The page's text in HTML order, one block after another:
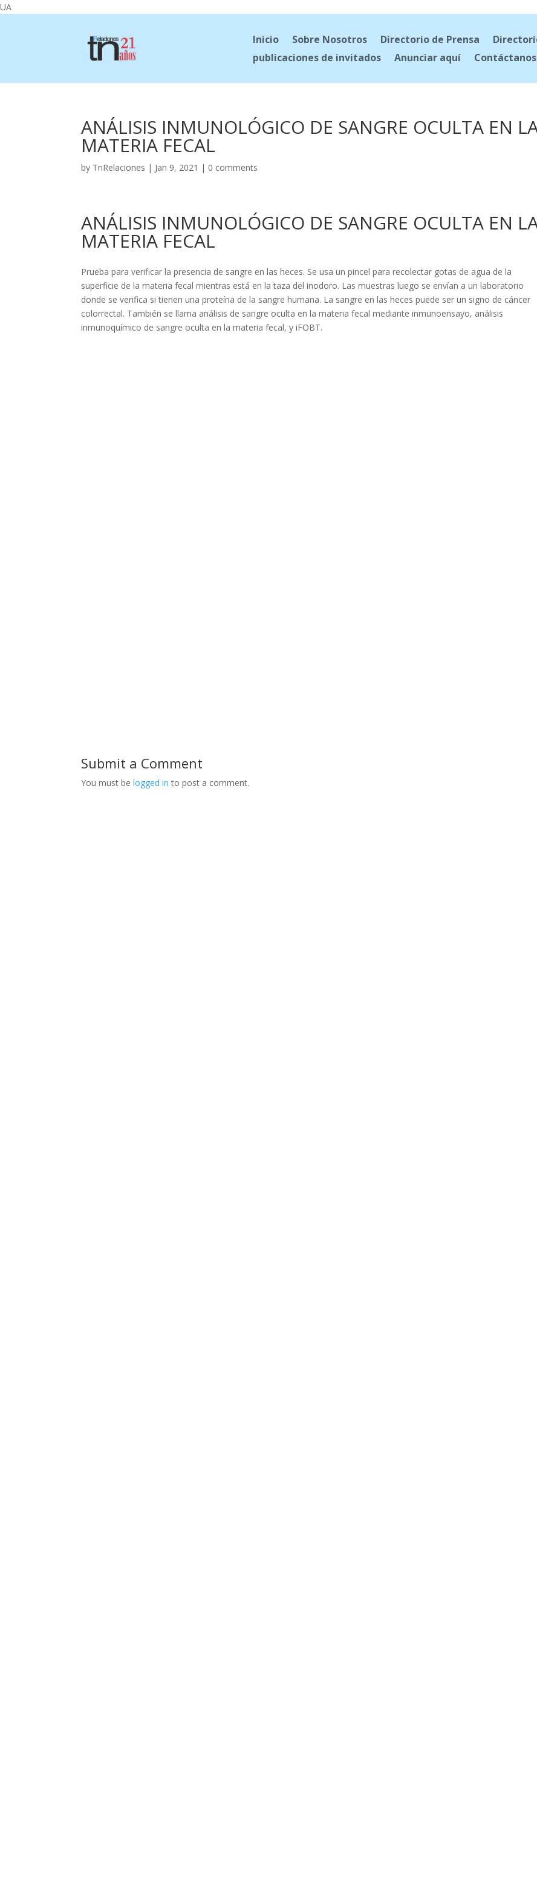
UA
Inicio Sobre Nosotros Directorio de Prensa
publicaciones de invitados
Anunciar aquí Contáctanos
ANÁLISIS INMUNOLÓGICO DE SANGRE OCULTA EN
MATERIA FECAL
by TnRelaciones | Jan 9, 2021 | 0 comments
ANÁLISIS INMUNOLÓGICO DE SANGRE OCULTA EN
MATERIA FECAL
Prueba para verificar la presencia de sangre en las heces. Se usa un pincel para recolectar gotas de agua de la
superficie de la materia fecal mientras está en la taza del inodoro. Las muestras luego se envían a un laboratorio
donde se verifica si tienen una proteína de la sangre humana. La sangre en las heces puede ser un signo de cáncer
colorrectal. También se llama análisis de sangre oculta en la materia fecal mediante inmunoensayo, análisis
inmunoquímico de sangre oculta en la materia fecal, y iFOBT.
Submit a Comment
You must belogged in to post a comment.